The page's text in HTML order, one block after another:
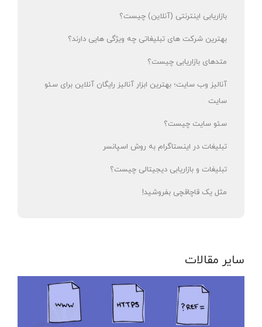
بازاریابی اینترنتی (آنلاین) چیست؟
بهترین شرکت های تبلیغاتی چه ویژگی هایی دارند؟
متدهای بازاریابی چیست؟
آنالیز وب سایت؛ بهترین ابزار آنالیز رایگان آنلاین برای سئو
سایت
سئو سایت چیست؟
تبلیغات در اینستاگرام به روش اسپانسر
تبلیغات و بازاریابی دیجیتالی چیست؟
مثل یک قاچاقچی بفروشید!
سایر مقالات